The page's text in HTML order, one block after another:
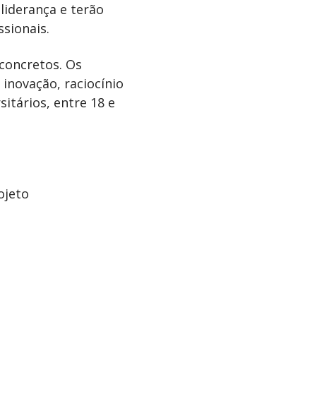
e terão
Os
raciocínio
entre 18 e